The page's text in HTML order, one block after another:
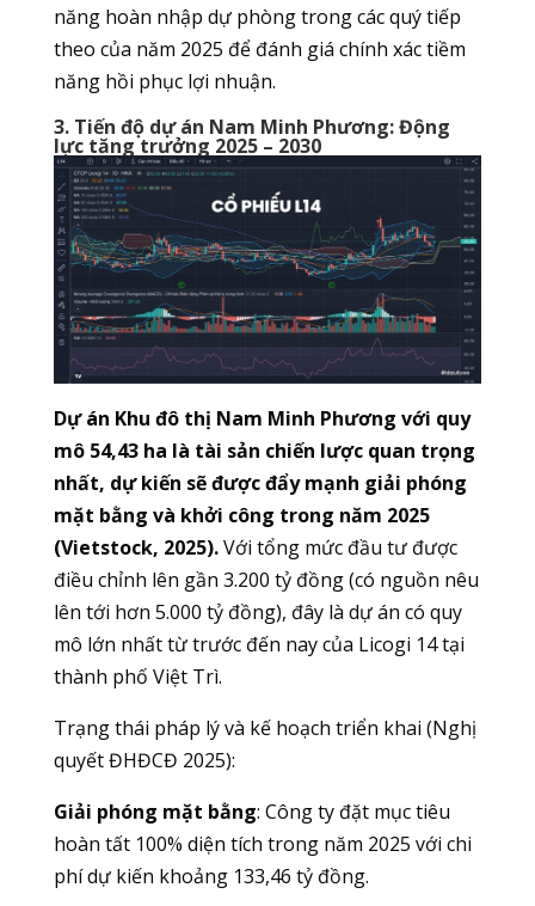
năng hoàn nhập dự phòng trong các quý tiếp
theo của năm 2025 để đánh giá chính xác tiềm
năng hồi phục lợi nhuận.
3. Tiến độ dự án Nam Minh Phương: Động
lực tăng trưởng 2025 – 2030
Dự án Khu đô thị Nam Minh Phương với quy
mô 54,43 ha là tài sản chiến lược quan trọng
nhất, dự kiến sẽ được đẩy mạnh giải phóng
mặt bằng và khởi công trong năm 2025
(Vietstock, 2025).Với tổng mức đầu tư được
điều chỉnh lên gần 3.200 tỷ đồng (có nguồn nêu
lên tới hơn 5.000 tỷ đồng), đây là dự án có quy
mô lớn nhất từ trước đến nay của Licogi 14 tại
thành phố Việt Trì.
Trạng thái pháp lý và kế hoạch triển khai (Nghị
quyết ĐHĐCĐ 2025):
Giải phóng mặt bằng: Công ty đặt mục tiêu
hoàn tất 100% diện tích trong năm 2025 với chi
phí dự kiến khoảng 133,46 tỷ đồng.